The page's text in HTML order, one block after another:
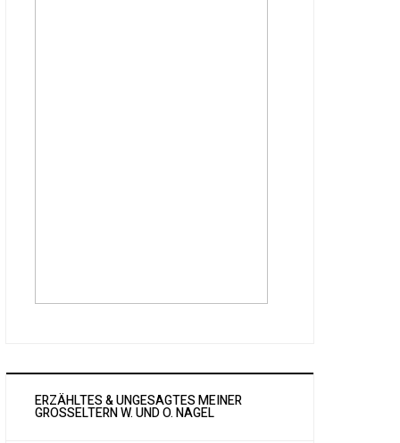
ERZÄHLTES & UNGESAGTES MEINER
GROSSELTERN W. UND O. NAGEL